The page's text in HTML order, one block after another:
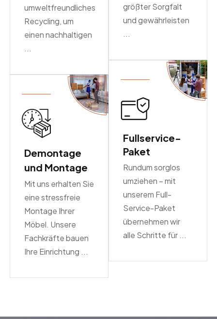
umweltfreundliches
Recycling, um
einen nachhaltigen
...
Demontage
und Montage
Mit uns erhalten Sie
eine stressfreie
Montage Ihrer
Möbel. Unsere
Fachkräfte bauen
Ihre Einrichtung ...
größter Sorgfalt
und gewährleisten
...
Fullservice-
Paket
Rundum sorglos
umziehen – mit
unserem Full-
Service-Paket
übernehmen wir
alle Schritte für ...